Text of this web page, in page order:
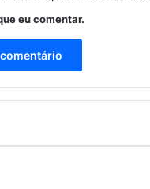
eu comentar.